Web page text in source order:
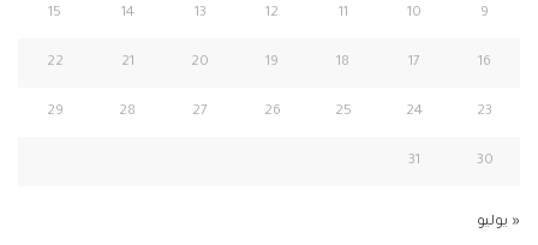
9
10
11
12
13
14
15
16
17
18
19
20
21
22
23
24
25
26
27
28
29
30
31
« يوليو